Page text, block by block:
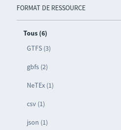
FORMAT DE RESSOURCE
Tous (6)
GTFS (3)
gbfs (2)
NeTEx (1)
csv (1)
json (1)